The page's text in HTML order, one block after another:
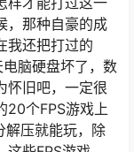
，那种自豪的成
我还把打过的
脑硬盘坏了，数
怀旧吧，一定很
20个FPS游戏上
解压就能玩，除